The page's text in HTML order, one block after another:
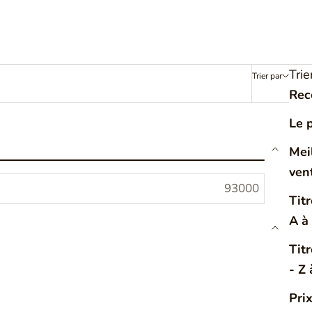
Filtrer
Trier par
Le
A à
- Z